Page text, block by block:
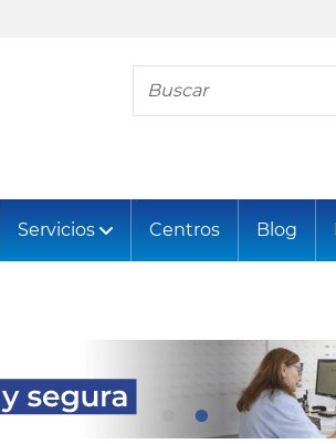
Busca tu neumático
Servicios Centros Blog